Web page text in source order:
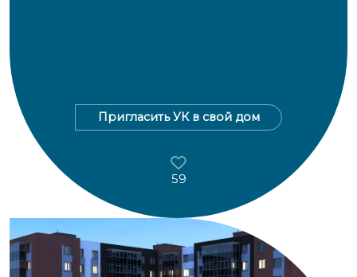
Пригласить УК в свой дом
59